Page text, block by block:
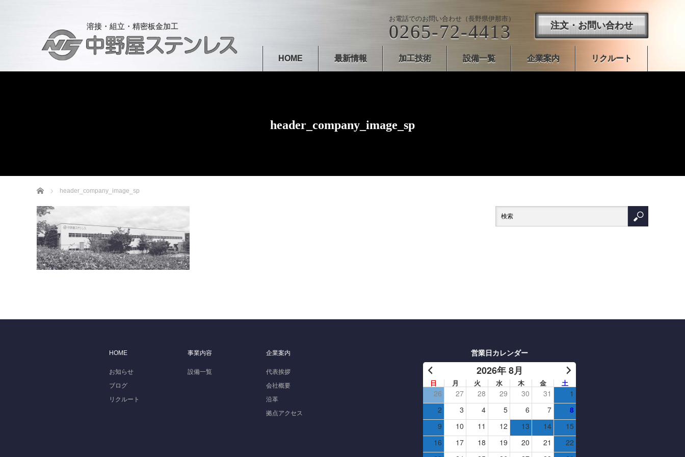
溶接・組立・精密板金加工
お電話でのお問い合わせ（長野県伊那市）
0265-72-4413 注文・お問い合わせ
HOME 最新情報 加工技術 設備一覧 企業案内 リクルート
header_company_image_sp
ホーム header_company_image_sp
HOME
お知らせ
ブログ
リクルート
事業内容
設備一覧
企業案内
代表挨拶
会社概要
沿革
拠点アクセス
営業日カレンダー
2026年 8月
日 月 火 水 木 金 土
26 27 28 29 30 31
1
2
3 4 5 6 7
8
9
10 11 12 13 14
15
16
17 18 19 20 21
22